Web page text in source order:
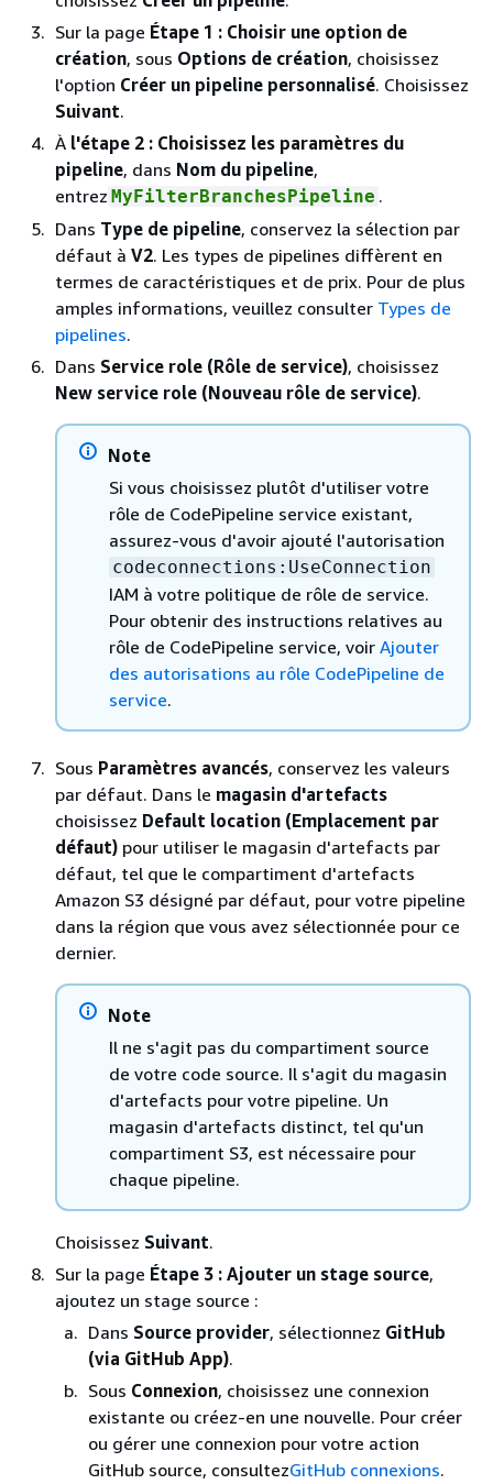
Sur la page Étape 1 : Choisir une option de
création, sous Options de création, choisissez
l'option Créer un pipeline personnalisé. Choisissez
Suivant.
À l'étape 2 : Choisissez les paramètres du
pipeline, dans Nom du pipeline,
entrez MyFilterBranchesPipeline .
Dans Type de pipeline, conservez la sélection par
défaut à V2. Les types de pipelines diffèrent en
termes de caractéristiques et de prix. Pour de plus
amples informations, veuillez consulter Types de
pipelines.
Dans Service role (Rôle de service), choisissez
New service role (Nouveau rôle de service).
Note
Si vous choisissez plutôt d'utiliser votre
rôle de CodePipeline service existant,
assurez-vous d'avoir ajouté l'autorisation
codeconnections:UseConnection
IAM à votre politique de rôle de service.
Pour obtenir des instructions relatives au
rôle de CodePipeline service, voir Ajouter
des autorisations au rôle CodePipeline de
service.
Sous Paramètres avancés, conservez les valeurs
par défaut. Dans le magasin d'artefacts
choisissez Default location (Emplacement par
défaut) pour utiliser le magasin d'artefacts par
défaut, tel que le compartiment d'artefacts
Amazon S3 désigné par défaut, pour votre pipeline
dans la région que vous avez sélectionnée pour ce
dernier.
Note
Il ne s'agit pas du compartiment source
de votre code source. Il s'agit du magasin
d'artefacts pour votre pipeline. Un
magasin d'artefacts distinct, tel qu'un
compartiment S3, est nécessaire pour
chaque pipeline.
Choisissez Suivant.
Sur la page Étape 3 : Ajouter un stage source,
ajoutez un stage source :
Dans Source provider, sélectionnez GitHub
(via GitHub App).
Sous Connexion, choisissez une connexion
existante ou créez-en une nouvelle. Pour créer
ou gérer une connexion pour votre action
GitHub source, consultezGitHub connexions.